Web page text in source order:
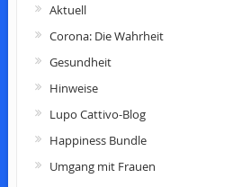
Aktuell
Corona: Die Wahrheit
Gesundheit
Hinweise
Lupo Cattivo-Blog
Happiness Bundle
Umgang mit Frauen